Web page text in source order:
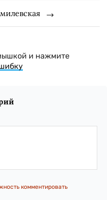
и нажмите
комментировать